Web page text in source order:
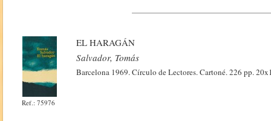
Ref.: 75976
EL HARAGÁN
Salvador, Tomás
Barcelona 1969. Círculo de Lectores. Cartoné. 226 pp.